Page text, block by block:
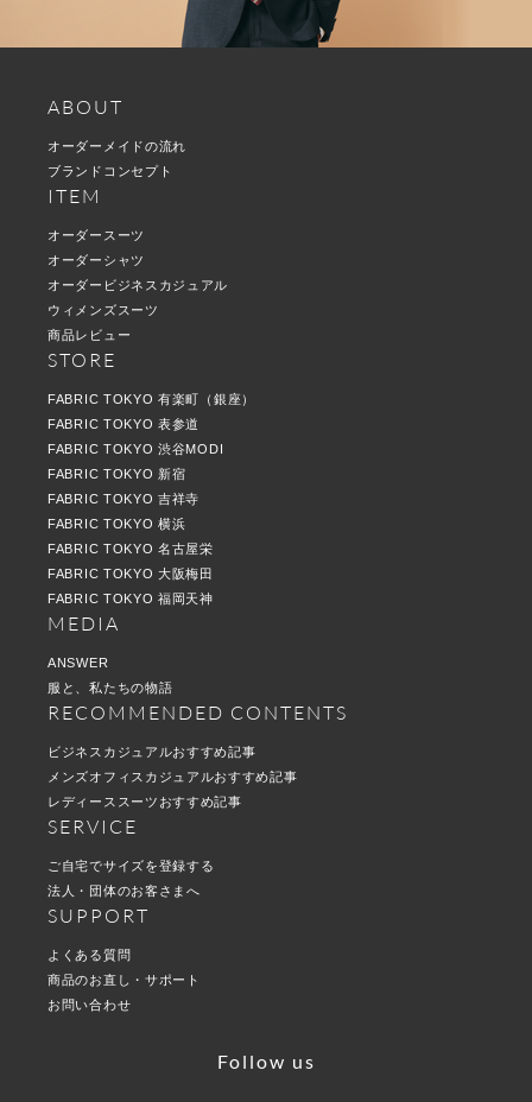
ABOUT
オーダーメイドの流れ
ブランドコンセプト
ITEM
オーダースーツ
オーダーシャツ
オーダービジネスカジュアル
ウィメンズスーツ
商品レビュー
STORE
FABRIC TOKYO 有楽町（銀座）
FABRIC TOKYO 表参道
FABRIC TOKYO 渋谷MODI
FABRIC TOKYO 新宿
FABRIC TOKYO 吉祥寺
FABRIC TOKYO 横浜
FABRIC TOKYO 名古屋栄
FABRIC TOKYO 大阪梅田
FABRIC TOKYO 福岡天神
MEDIA
ANSWER
服と、私たちの物語
RECOMMENDED CONTENTS
ビジネスカジュアルおすすめ記事
メンズオフィスカジュアルおすすめ記事
レディーススーツおすすめ記事
SERVICE
ご自宅でサイズを登録する
法人・団体のお客さまへ
SUPPORT
よくある質問
商品のお直し・サポート
お問い合わせ
Follow us